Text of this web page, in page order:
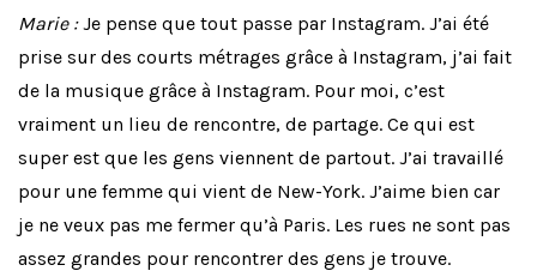
Marie :Je pense que tout passe par Instagram. J’ai été
prise sur des courts métrages grâce à Instagram, j’ai fait
de la musique grâce à Instagram. Pour moi, c’est
vraiment un lieu de rencontre, de partage. Ce qui est
super est que les gens viennent de partout. J’ai travaillé
pour une femme qui vient de New-York. J’aime bien car
je ne veux pas me fermer qu’à Paris. Les rues ne sont pas
assez grandes pour rencontrer des gens je trouve.